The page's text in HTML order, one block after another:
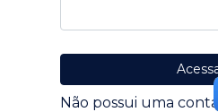
Não possui uma